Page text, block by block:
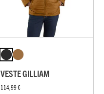
VESTE GILLIAM
114,99 €